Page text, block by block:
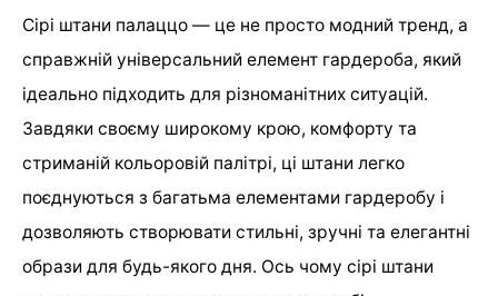
Сірі штани палаццо — це не просто модний тренд, а
справжній універсальний елемент гардероба, який
ідеально підходить для різноманітних ситуацій.
Завдяки своєму широкому крою, комфорту та
стриманій кольоровій палітрі, ці штани легко
поєднуються з багатьма елементами гардеробу і
дозволяють створювати стильні, зручні та елегантні
образи для будь-якого дня. Ось чому сірі штани